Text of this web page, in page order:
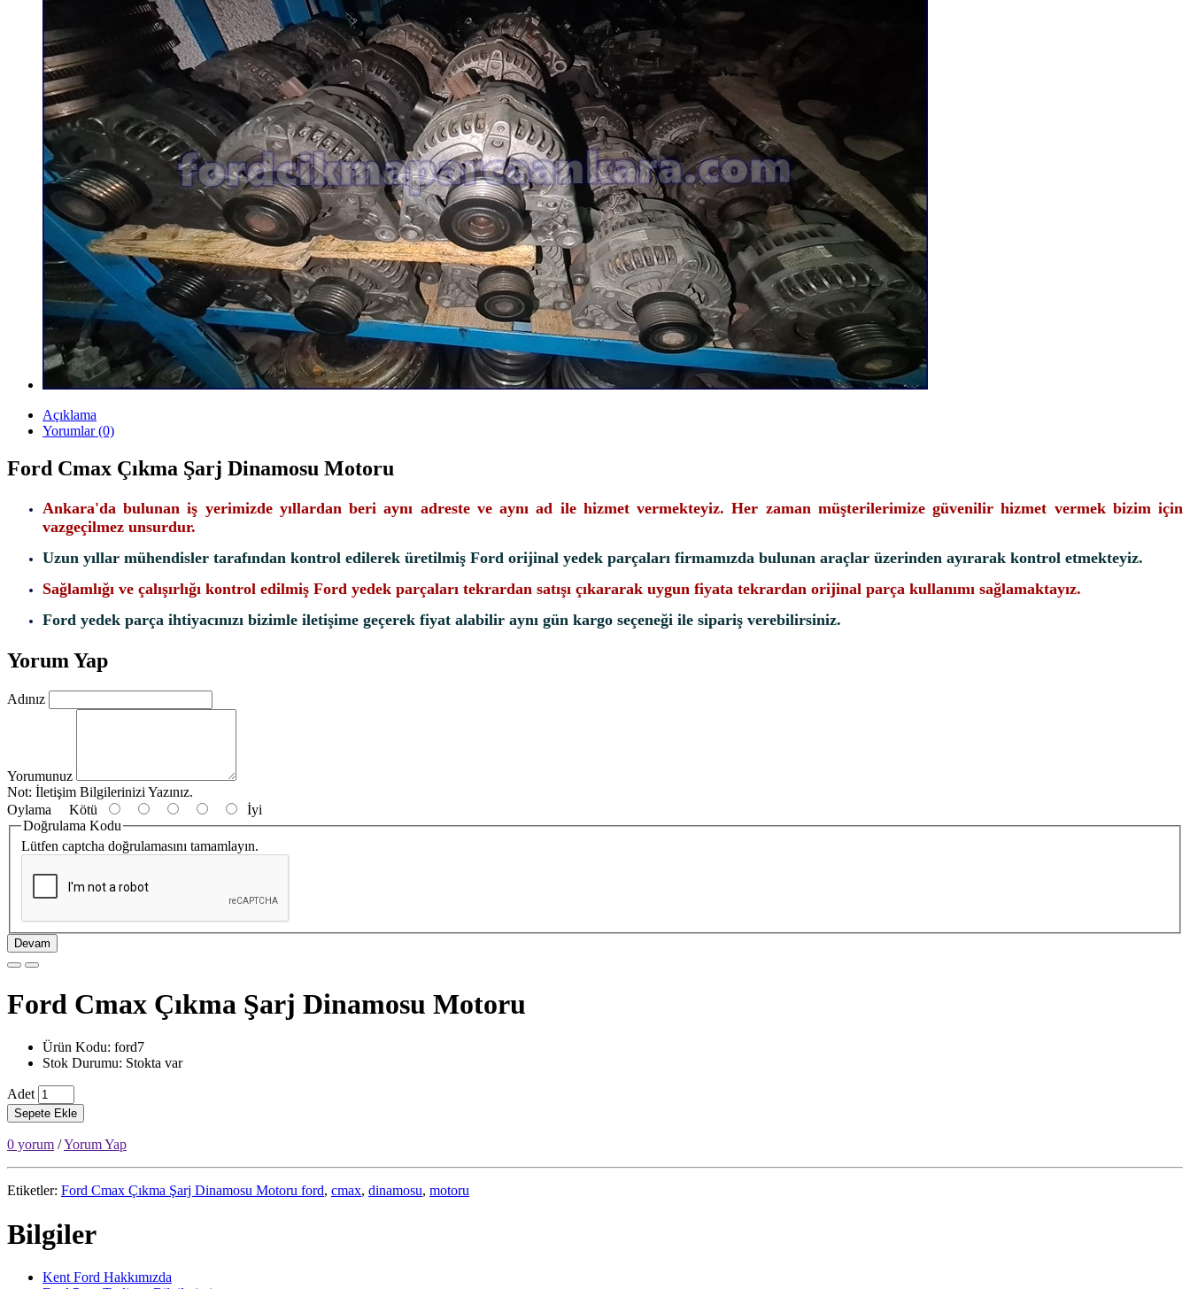
Açıklama
Yorumlar (0)
Ford Cmax Çıkma Şarj Dinamosu Motoru
Ankara'da bulunan iş yerimizde yıllardan beri aynı adreste ve aynı ad ile hizmet vermekteyiz. Her zaman müşterilerimize güvenilir hizmet vermek bizim için
vazgeçilmez unsurdur.
Uzun yıllar mühendisler tarafından kontrol edilerek üretilmiş Ford orijinal yedek parçaları firmamızda bulunan araçlar üzerinden ayırarak kontrol etmekteyiz.
Sağlamlığı ve çalışırlığı kontrol edilmiş Ford yedek parçaları tekrardan satışı çıkararak uygun fiyata tekrardan orijinal parça kullanımı sağlamaktayız.
Ford yedek parça ihtiyacınızı bizimle iletişime geçerek fiyat alabilir aynı gün kargo seçeneği ile sipariş verebilirsiniz.
Yorum Yap
Adınız
Yorumunuz
Not: İletişim Bilgilerinizi Yazınız.
Oylama Kötü
İyi
Doğrulama Kodu
Lütfen captcha doğrulamasını tamamlayın.
Devam
Ford Cmax Çıkma Şarj Dinamosu Motoru
Ürün Kodu: ford7
Stok Durumu: Stokta var
Adet
Sepete Ekle
0 yorum /Yorum Yap
Etiketler: Ford Cmax Çıkma Şarj Dinamosu Motoru ford, cmax, dinamosu, motoru
Bilgiler
Kent Ford Hakkımızda